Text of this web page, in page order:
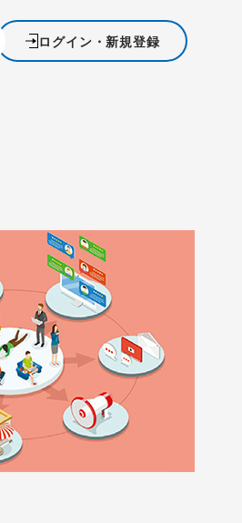
ログイン・新規登録